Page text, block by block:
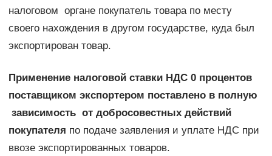
налоговом органе покупатель товара по месту
своего нахождения в другом государстве, куда был
экспортирован товар.
Применение налоговой ставки НДС 0 процентов
поставщиком экспортером поставлено в полную
зависимость от добросовестных действий
покупателя по подаче заявления и уплате НДС при
ввозе экспортированных товаров.